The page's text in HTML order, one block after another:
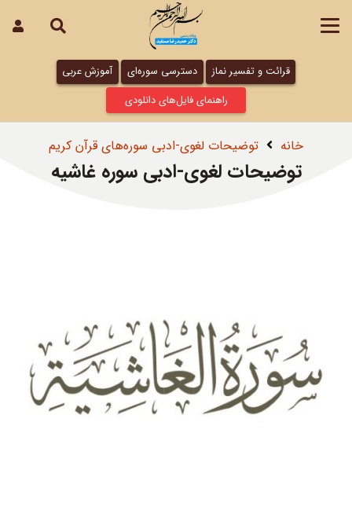
قرائت و تفسیر نماز دسترسی سوره‌ای
آموزش عربی
راهنمای فایل‌های دانلودی
خانه توضیحات لغوی-ادبی سوره‌های قرآن کریم
توضیحات لغوی-ادبی سوره غاشیه